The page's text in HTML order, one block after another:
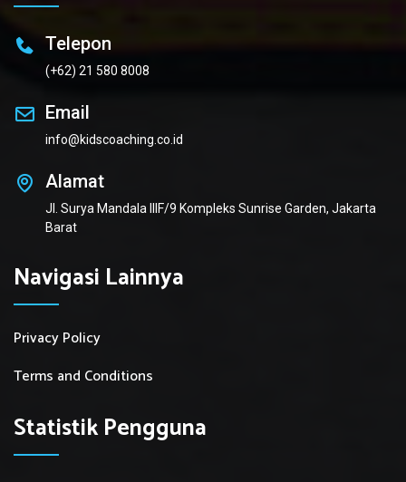
Telepon
(+62) 21 580 8008
Email
info@kidscoaching.co.id
Alamat
Jl. Surya Mandala IIIF/9 Kompleks Sunrise Garden, Jakarta
Barat
Navigasi Lainnya
Privacy Policy
Terms and Conditions
Statistik Pengguna